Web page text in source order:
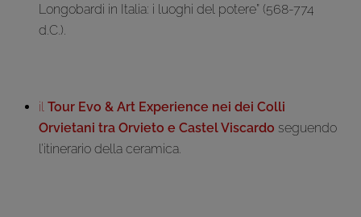
Longobardi in Italia: i luoghi del potere” (568-774
d.C.).
il Tour Evo & Art Experience nei dei Colli
Orvietani tra Orvieto e Castel Viscardo seguendo
l’itinerario della ceramica.